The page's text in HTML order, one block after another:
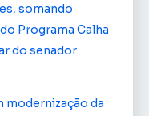
somando
Programa Calha
do senador
modernização da